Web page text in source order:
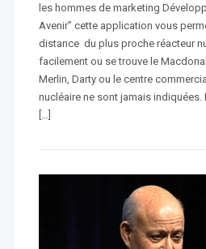
les hommes de marketing
Avenir” cette application vous
distance du plus proche réacteur
facilement ou se trouve le
Merlin, Darty ou le centre
nucléaire ne sont jamais indiquées.